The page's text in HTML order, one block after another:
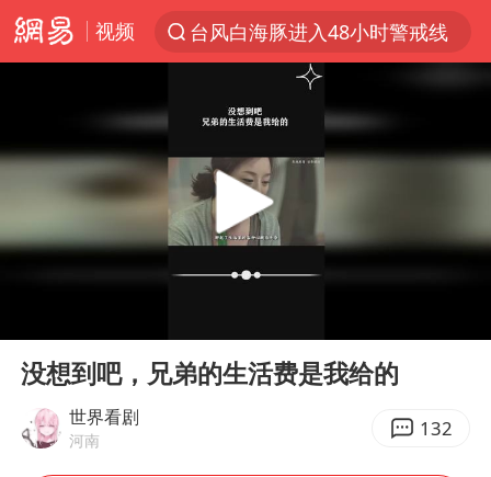
视频
台风白海豚进入48小时警戒线
中方回应是否在太平洋海底开采稀土
看守所辅警收受10万获刑1年
宇树科技发行价格150.80元/股
CIA被曝已秘密设立古巴工作组
U17国足1分钟轰2球
Play
没想到吧，兄弟的生活费是我给的
世界看剧
河南 132